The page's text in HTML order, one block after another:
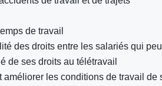
de travail
des droits entre les salariés qui
de ses droits au télétravail
améliorer les conditions de travail de